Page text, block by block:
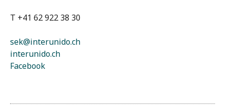
T +41 62 922 38 30
sek@interunido.ch
interunido.ch
Facebook